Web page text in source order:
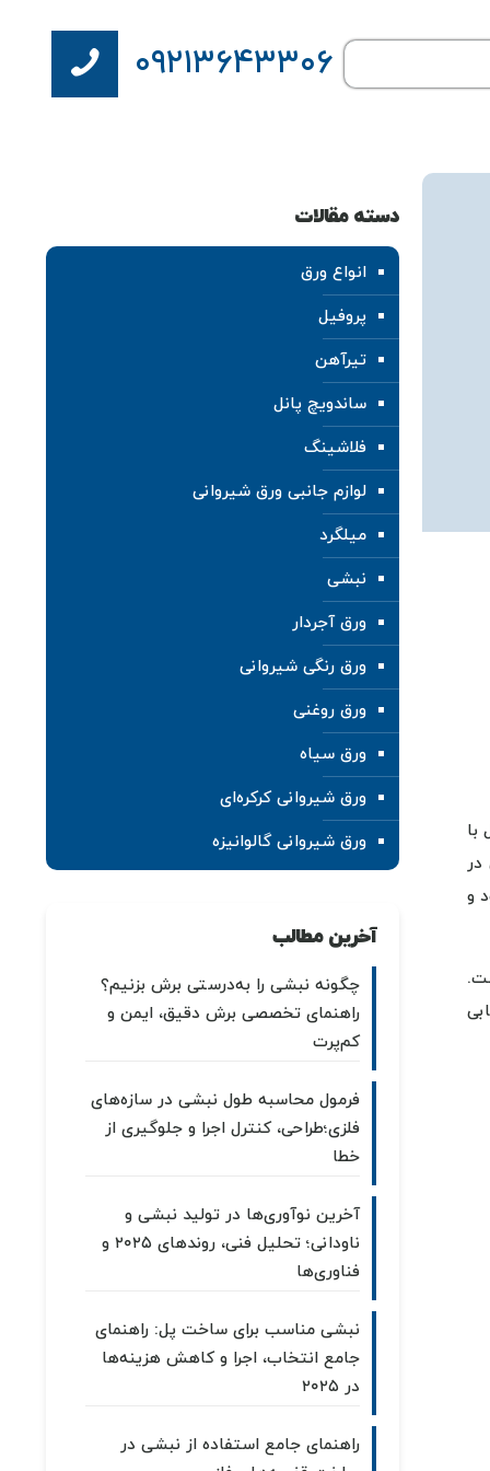
۰۹۲۱۳۶۴۳۳۰۶
با
و
دسته مقالات
انواع ورق
پروفیل
تیرآهن
ساندویچ پانل
فلاشینگ
لوازم جانبی ورق شیروانی
میلگرد
نبشی
ورق آجردار
ورق رنگی شیروانی
ورق روغنی
ورق سیاه
ورق شیروانی کرکره‌ای
ورق شیروانی گالوانیزه
آخرین مطالب
چگونه نبشی را به‌درستی برش بزنیم؟
راهنمای تخصصی برش دقیق، ایمن و
کم‌پرت
فرمول محاسبه طول نبشی در سازه‌های
فلزی؛طراحی، کنترل اجرا و جلوگیری از
خطا
آخرین نوآوری‌ها در تولید نبشی و
ناودانی؛ تحلیل فنی، روندهای ۲۰۲۵ و
فناوری‌ها
نبشی مناسب برای ساخت پل: راهنمای
جامع انتخاب، اجرا و کاهش هزینه‌ها
در ۲۰۲۵
راهنمای جامع استفاده از نبشی در